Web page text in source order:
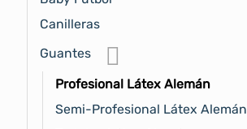
Canilleras
Guantes
Profesional Látex Alemán
Semi-Profesional Látex Alemán